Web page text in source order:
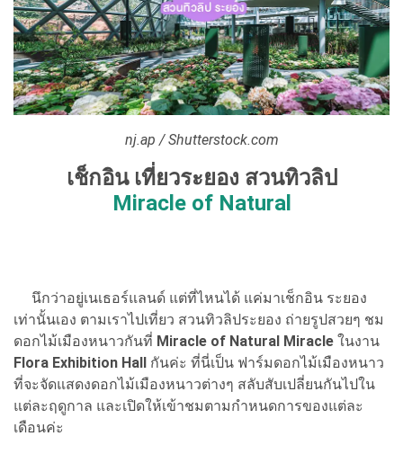
nj.ap / Shutterstock.com
เช็กอิน เที่ยวระยอง สวนทิวลิป
Miracle of Natural
นึกว่าอยู่เนเธอร์แลนด์ แต่ที่ไหนได้ แค่มาเช็กอิน ระยอง
เท่านั้นเอง ตามเราไปเที่ยว สวนทิวลิประยอง ถ่ายรูปสวยๆ ชม
ดอกไม้เมืองหนาวกันที่ Miracle of Natural Miracle ในงาน
Flora Exhibition Hall กันค่ะ ที่นี่เป็น ฟาร์มดอกไม้เมืองหนาว
ที่จะจัดแสดงดอกไม้เมืองหนาวต่างๆ สลับสับเปลี่ยนกันไปใน
แต่ละฤดูกาล และเปิดให้เข้าชมตามกำหนดการของแต่ละ
เดือนค่ะ